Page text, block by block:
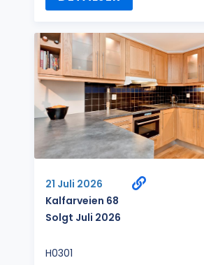
21 Juli 2026
Kalfarveien 68
Solgt Juli 2026
H0301